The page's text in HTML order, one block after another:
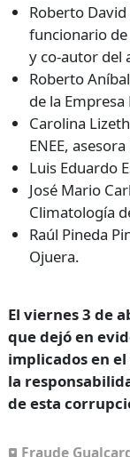
Roberto
funcionario de
y co-autor del
Roberto
de la Empresa
Carolina
ENEE,
Luis Eduardo
José Mario
Climatología
Raúl Pineda
Ojuera.
El viernes 3 de
que dejó en
implicados en
la
de esta
Fraude